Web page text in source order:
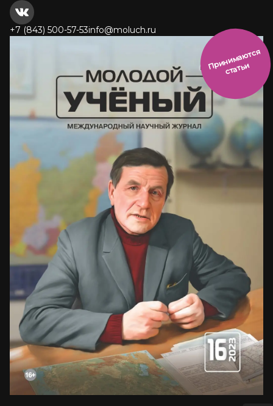
+7 (843) 500-57-53info@moluch.ru
П
р
и
н
и
м
а
ют
с
я
ст
ать
и